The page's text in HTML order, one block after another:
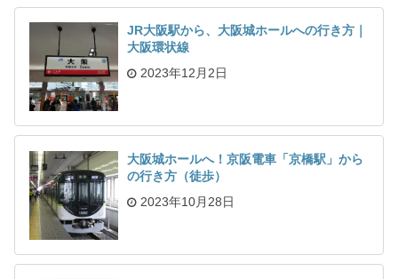
JR大阪駅から、大阪城ホールへの行き方｜
大阪環状線
2023年12月2日
大阪城ホールへ！京阪電車「京橋駅」から
の行き方（徒歩）
2023年10月28日